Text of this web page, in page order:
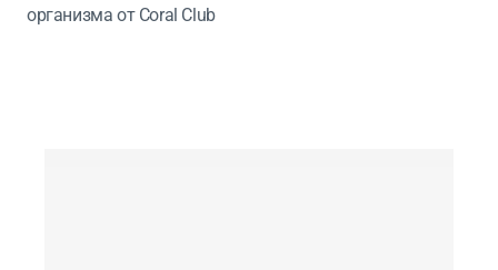
организма от Coral Club